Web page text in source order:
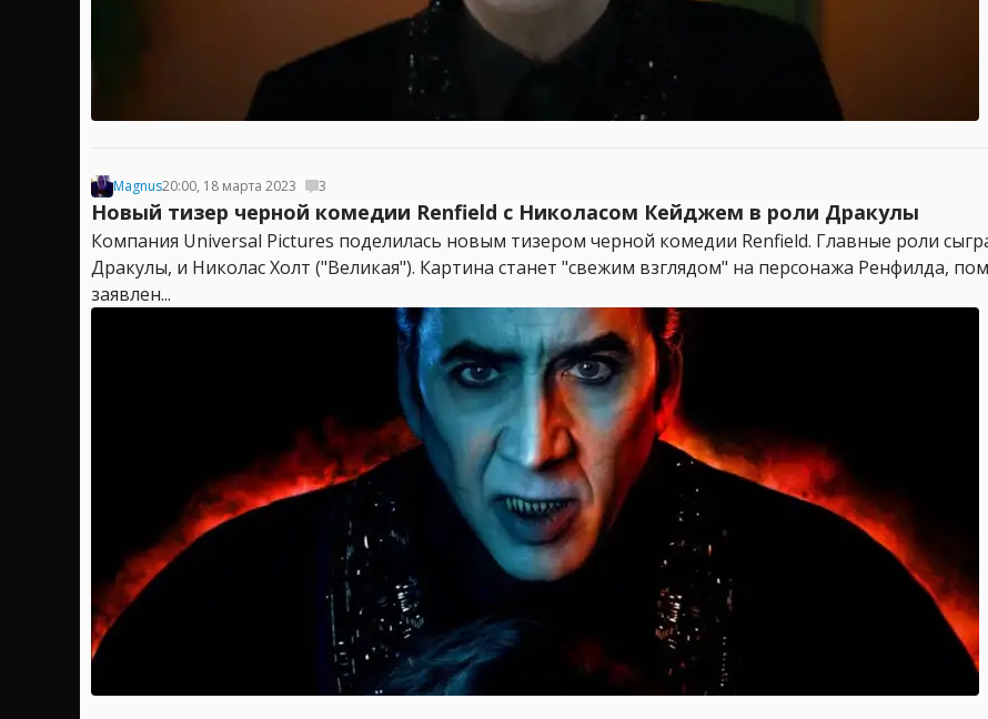
Magnus20:00, 18 марта 2023 3
Новый тизер черной комедии Renfield с Николасом Кейджем в роли Дракулы
Компания Universal Pictures поделилась новым тизером черной комедии Renfield. Главные роли
Дракулы, и Николас Холт ("Великая"). Картина станет "свежим взглядом" на персонажа Ренфилда,
заявлен...